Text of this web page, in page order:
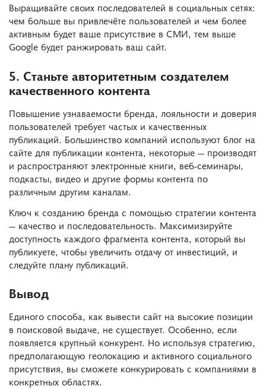
Выращивайте своих последователей в социальных сетях:
чем больше вы привлечёте пользователей и чем более
активным будет ваше присутствие в СМИ, тем выше
Google будет ранжировать ваш сайт.
5. Станьте авторитетным создателем
качественного контента
Повышение узнаваемости бренда, лояльности и доверия
пользователей требует частых и качественных
публикаций. Большинство компаний используют блог на
сайте для публикации контента, некоторые ― производят
и распространяют электронные книги, веб-семинары,
подкасты, видео и другие формы контента по
различным другим каналам.
Ключ к созданию бренда с помощью стратегии контента
― качество и последовательность. Максимизируйте
доступность каждого фрагмента контента, который вы
публикуете, чтобы увеличить отдачу от инвестиций, и
следуйте плану публикаций.
Вывод
Единого способа, как вывести сайт на высокие позиции
в поисковой выдаче, не существует. Особенно, если
появляется крупный конкурент. Но используя стратегию,
предполагающую геолокацию и активного социального
присутствия, вы сможете конкурировать с компаниями в
конкретных областях.